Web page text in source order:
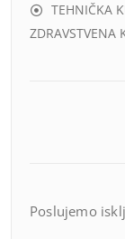
TEHNIČKA
ZDRAVSTVENA
Poslujemo